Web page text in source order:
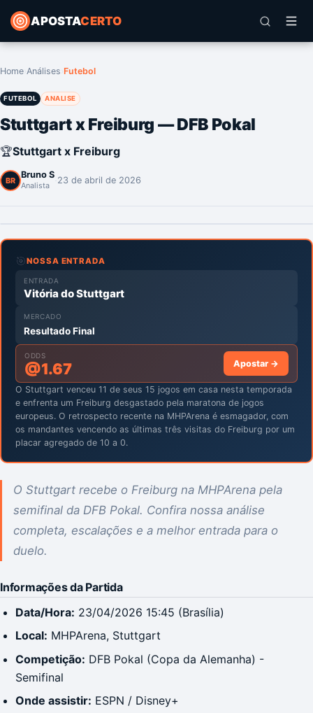
APOSTACERTO
Home Análises Futebol
FUTEBOL ANALISE
Stuttgart x Freiburg — DFB Pokal
🏆Stuttgart x Freiburg
BR
Bruno S
Analista 23 de abril de 2026
🎯NOSSA ENTRADA
ENTRADA
Vitória do Stuttgart
MERCADO
Resultado Final
ODDS
@1.67 Apostar →
O Stuttgart venceu 11 de seus 15 jogos em casa nesta temporada
e enfrenta um Freiburg desgastado pela maratona de jogos
europeus. O retrospecto recente na MHPArena é esmagador, com
os mandantes vencendo as últimas três visitas do Freiburg por um
placar agregado de 10 a 0.
O Stuttgart recebe o Freiburg na MHPArena pela
semifinal da DFB Pokal. Confira nossa análise
completa, escalações e a melhor entrada para o
duelo.
Informações da Partida
Data/Hora: 23/04/2026 15:45 (Brasília)
Local: MHPArena, Stuttgart
Competição: DFB Pokal (Copa da Alemanha) -
Semifinal
Onde assistir: ESPN / Disney+